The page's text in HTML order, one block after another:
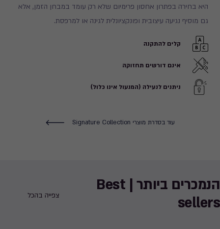
היא בחירה בפתרון אחסון פרימיום שלא רק עומד במבחן הזמן, אלא
גם מוסיף נגיעה עיצובית ופונקציונלית לגינה או למרפסת.
קלים להתקנה
אינם דורשים תחזוקה
ניתנים לנעילה (המנעול אינו כלול)
עוד בסדרת מוצרי Signature Collection
הנמכרים ביותר | Best
sellers
צפייה בהכל